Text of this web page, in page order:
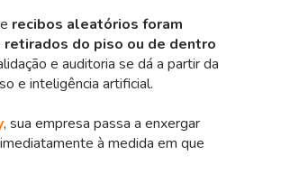
recibos aleatórios foram
do piso ou de dentro
e auditoria se dá a partir da
e inteligência artificial.
, sua empresa passa a enxergar
à medida em que